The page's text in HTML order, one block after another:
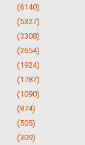
(6140)
(5327)
(3308)
(2654)
(1924)
(1787)
(1090)
(874)
(505)
(309)